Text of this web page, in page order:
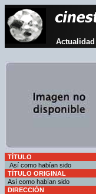
Actualidad
TÍTULO
Así como habían sido
TÍTULO ORIGINAL
Así como habían sido
DIRECCIÓN